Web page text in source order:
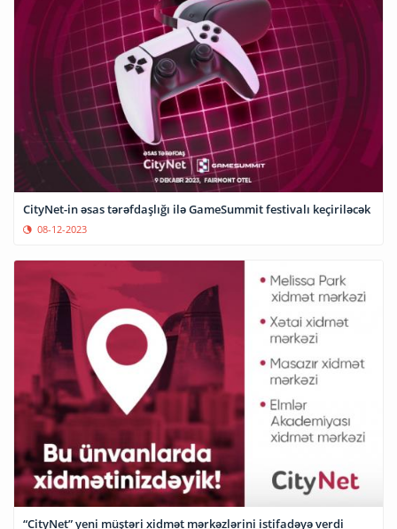
CityNet-in əsas tərəfdaşlığı ilə GameSummit festivalı keçiriləcək
08-12-2023
“CityNet” yeni müştəri xidmət mərkəzlərini istifadəyə verdi